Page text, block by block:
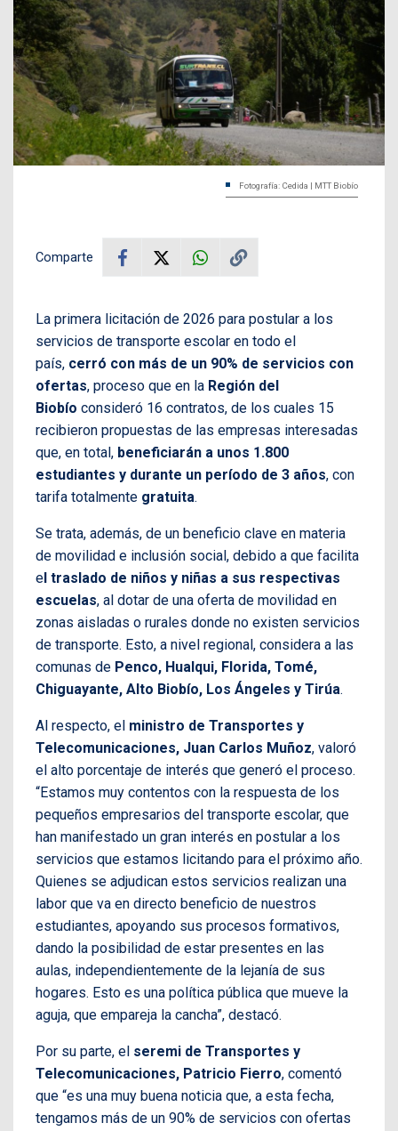
Fotografía: Cedida | MTT Biobío
Comparte
La primera licitación de 2026 para postular a los
servicios de transporte escolar en todo el
país, cerró con más de un 90% de servicios con
ofertas, proceso que en la Región del
Biobío consideró 16 contratos, de los cuales 15
recibieron propuestas de las empresas interesadas
que, en total, beneficiarán a unos 1.800
estudiantes y durante un período de 3 años, con
tarifa totalmente gratuita.
Se trata, además, de un beneficio clave en materia
de movilidad e inclusión social, debido a que facilita
e l traslado de niños y niñas a sus respectivas
escuelas, al dotar de una oferta de movilidad en
zonas aisladas o rurales donde no existen servicios
de transporte. Esto, a nivel regional, considera a las
comunas de Penco, Hualqui, Florida, Tomé,
Chiguayante, Alto Biobío, Los Ángeles y Tirúa.
Al respecto, el ministro de Transportes y
Telecomunicaciones, Juan Carlos Muñoz, valoró
el alto porcentaje de interés que generó el proceso.
“Estamos muy contentos con la respuesta de los
pequeños empresarios del transporte escolar, que
han manifestado un gran interés en postular a los
servicios que estamos licitando para el próximo año.
Quienes se adjudican estos servicios realizan una
labor que va en directo beneficio de nuestros
estudiantes, apoyando sus procesos formativos,
dando la posibilidad de estar presentes en las
aulas, independientemente de la lejanía de sus
hogares. Esto es una política pública que mueve la
aguja, que empareja la cancha”, destacó.
Por su parte, el seremi de Transportes y
Telecomunicaciones, Patricio Fierro, comentó
que “es una muy buena noticia que, a esta fecha,
tengamos más de un 90% de servicios con ofertas